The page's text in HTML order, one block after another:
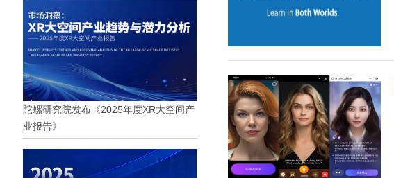
陀螺研究院发布《2025年度XR大空间产
业报告》